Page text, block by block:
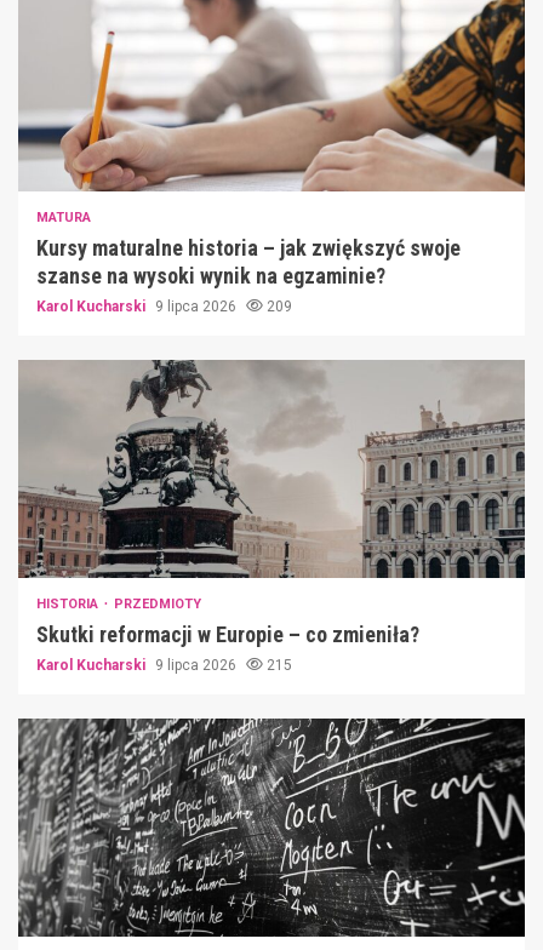
MATURA
Kursy maturalne historia – jak zwiększyć swoje
szanse na wysoki wynik na egzaminie?
Karol Kucharski 9 lipca 2026 209
HISTORIA PRZEDMIOTY
Skutki reformacji w Europie – co zmieniła?
Karol Kucharski 9 lipca 2026 215